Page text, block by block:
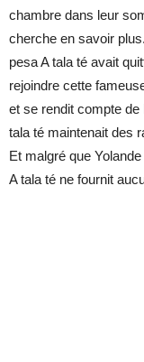
chambre dans leur
cherche en savoir
pesa A tala té avait
rejoindre cette
et se rendit compte de
tala té maintenait des
Et malgré que
A tala té ne fournit